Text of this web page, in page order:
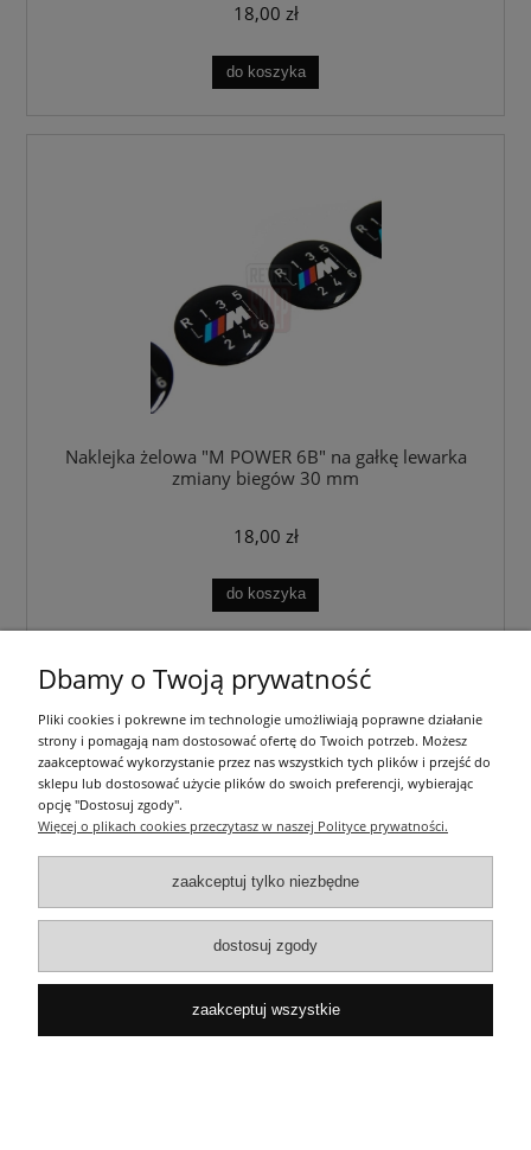
18,00 zł
do koszyka
Naklejka żelowa "M POWER 6B" na gałkę lewarka
zmiany biegów 30 mm
18,00 zł
do koszyka
Naklejka żelowa "M POWER 6B" na gałkę lewarka
zmiany biegów 30 x 33 mm
Dbamy o Twoją prywatność
Pliki cookies i pokrewne im technologie umożliwiają poprawne działanie
strony i pomagają nam dostosować ofertę do Twoich potrzeb. Możesz
zaakceptować wykorzystanie przez nas wszystkich tych plików i przejść do
sklepu lub dostosować użycie plików do swoich preferencji, wybierając
opcję "Dostosuj zgody".
Więcej o plikach cookies przeczytasz w naszej Polityce prywatności.
zaakceptuj tylko niezbędne
dostosuj zgody
zaakceptuj wszystkie